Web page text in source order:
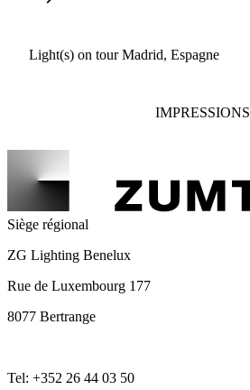
Light(s) on tour Madrid, Espagne
IMPRESSIONS
Siège régional
ZG Lighting Benelux
Rue de Luxembourg 177
8077 Bertrange
Tel: +352 26 44 03 50